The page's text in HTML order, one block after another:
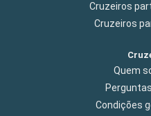
Cruzeiros
Cruzeiros
Quem
Condições